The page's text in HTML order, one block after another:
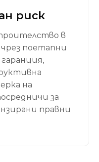
риск
в
поетапни
на
за
правни